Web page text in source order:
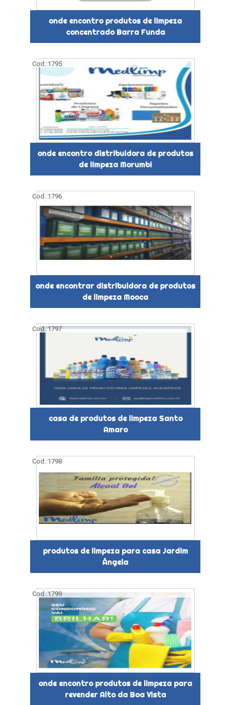
onde encontro produtos de limpeza
concentrado Barra Funda
Cod.:1795
onde encontro distribuidora de produtos
de limpeza Morumbi
Cod.:1796
onde encontrar distribuidora de produtos
de limpeza Mooca
Cod.:1797
casa de produtos de limpeza Santo
Amaro
Cod.:1798
produtos de limpeza para casa Jardim
Ângela
Cod.:1799
onde encontro produtos de limpeza para
revender Alto da Boa Vista